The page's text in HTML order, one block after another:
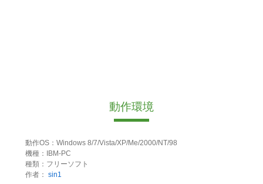
動作環境
動作OS：Windows 8/7/Vista/XP/Me/2000/NT/98
機種：IBM-PC
種類：フリーソフト
作者： sin1